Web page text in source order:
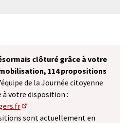
clôturé grâce à votre
114 propositions
de la Journée citoyenne
à votre disposition :
(S'ouvre dans un nouvel onglet)
sont actuellement en